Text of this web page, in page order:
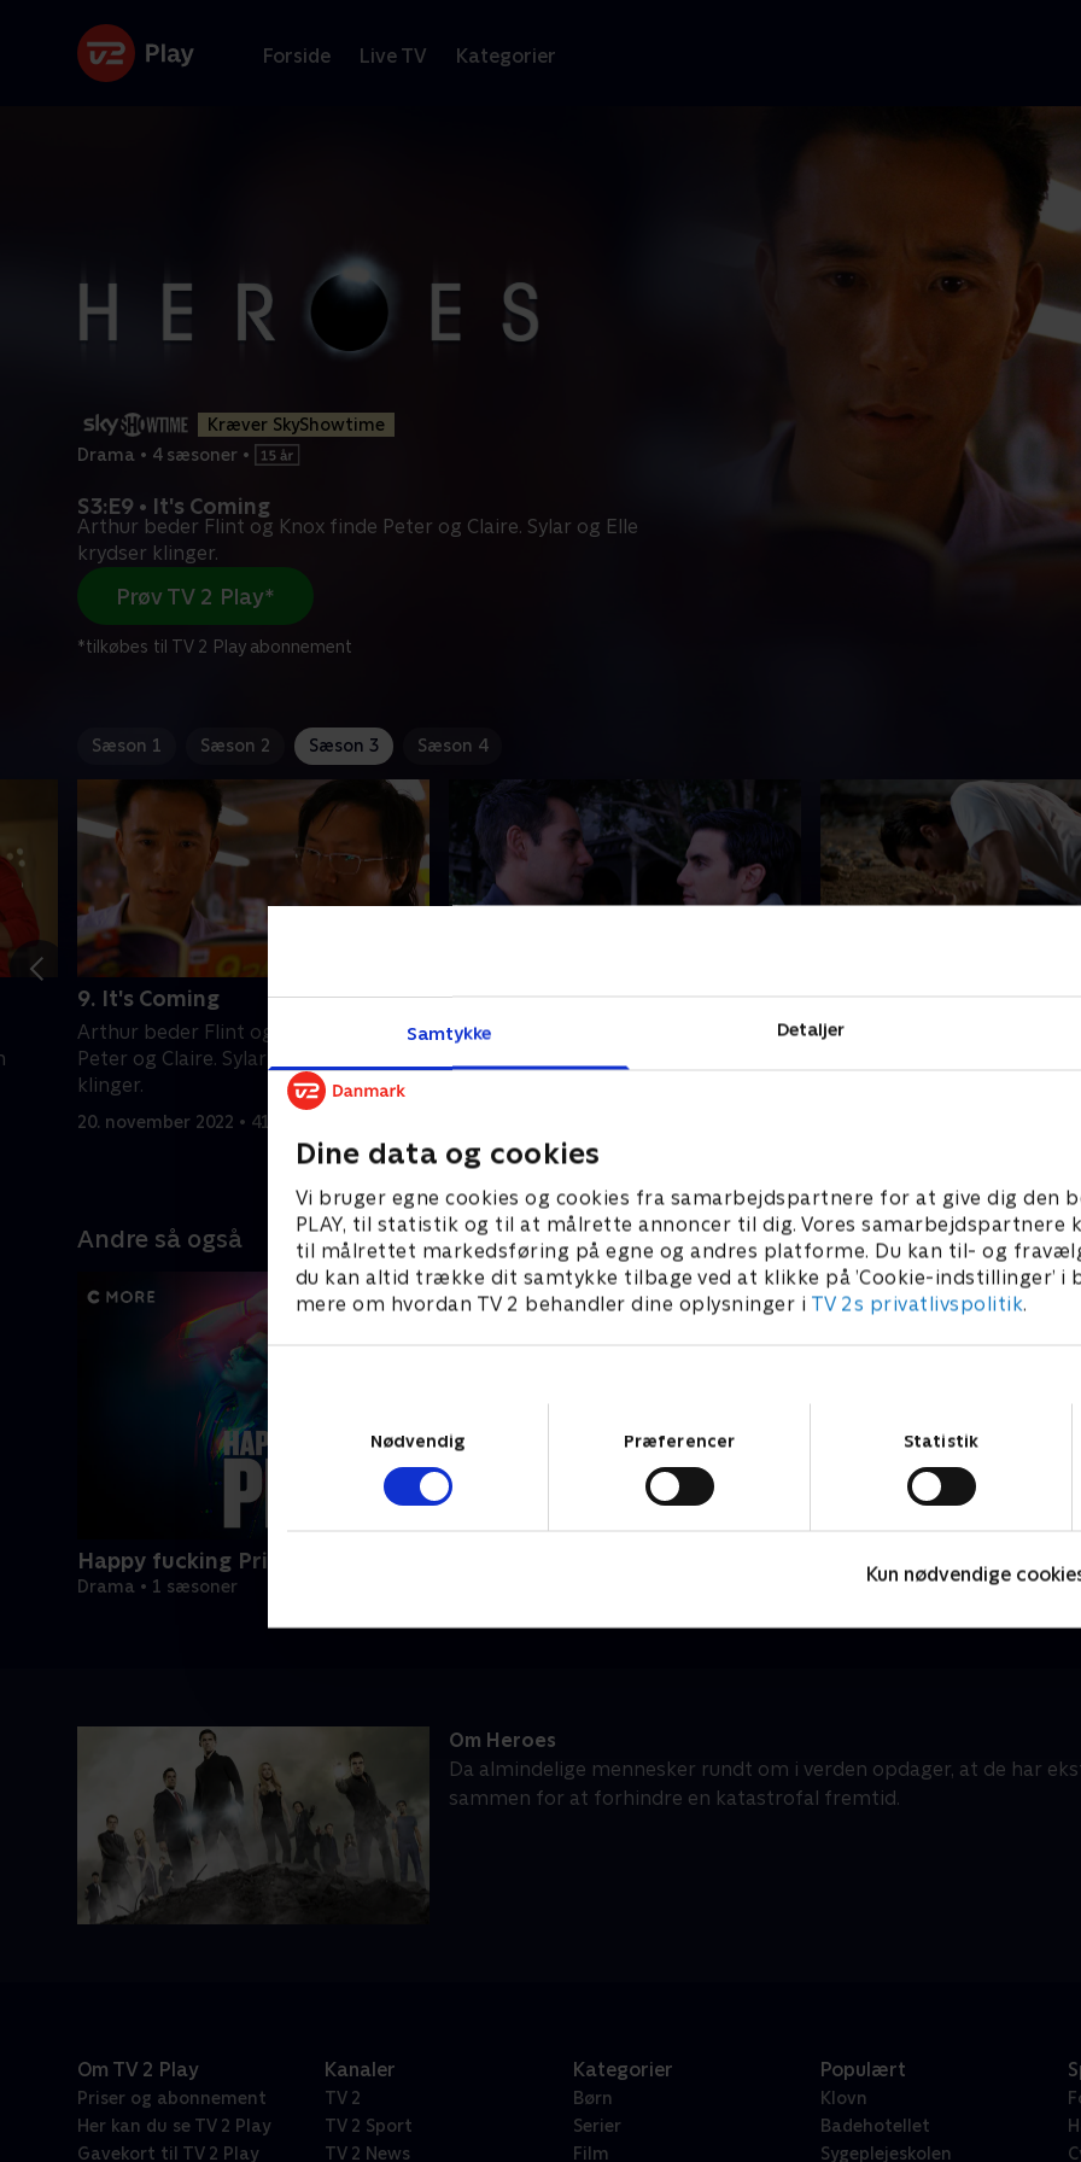
Samtykke Detaljer
Dine data og cookies
Vi bruger egne cookies og cookies fra samarbejdspartnere for at give dig den
PLAY, til statistik og til at målrette annoncer til dig. Vores samarbejdspartnere
til målrettet markedsføring på egne og andres platforme. Du kan til- og
du kan altid trække dit samtykke tilbage ved at klikke på ’Cookie-indstillinger’ i
mere om hvordan TV 2 behandler dine oplysninger i TV 2s privatlivspolitik.
Nødvendig
Præferencer Statistik
Kun nødvendige
Forside Live TV Kategorier
Kræver SkyShowtime
Drama • 4 sæsoner •
S3:E9 • It's Coming
Arthur beder Flint og Knox finde Peter og Claire. Sylar og Elle
krydser klinger.
Prøv TV 2 Play*
*tilkøbes til TV 2 Play abonnement
Sæson 1 Sæson 2 Sæson 3 Sæson 4
9. It's Coming
Arthur beder Flint og Knox finde
Peter og Claire. Sylar og Elle krydser
klinger.
20. november 2022 • 41 min
10. The Eclipse, Part One
En solformørkelse kaster en skygge
Solformørkelsen fortsætter
Andre så også
Happy fucking Pride
Drama • 1 sæsoner
Om Heroes
Da almindelige mennesker rundt om i verden opdager, at de har
sammen for at forhindre en katastrofal fremtid.
Om TV 2 Play
Priser og abonnement
Her kan du se TV 2 Play
Gavekort til TV 2 Play
Kanaler
TV 2
TV 2 Sport
TV 2 News
Kategorier
Børn
Serier
Film
Populært
Klovn
Badehotellet
Sygeplejeskolen